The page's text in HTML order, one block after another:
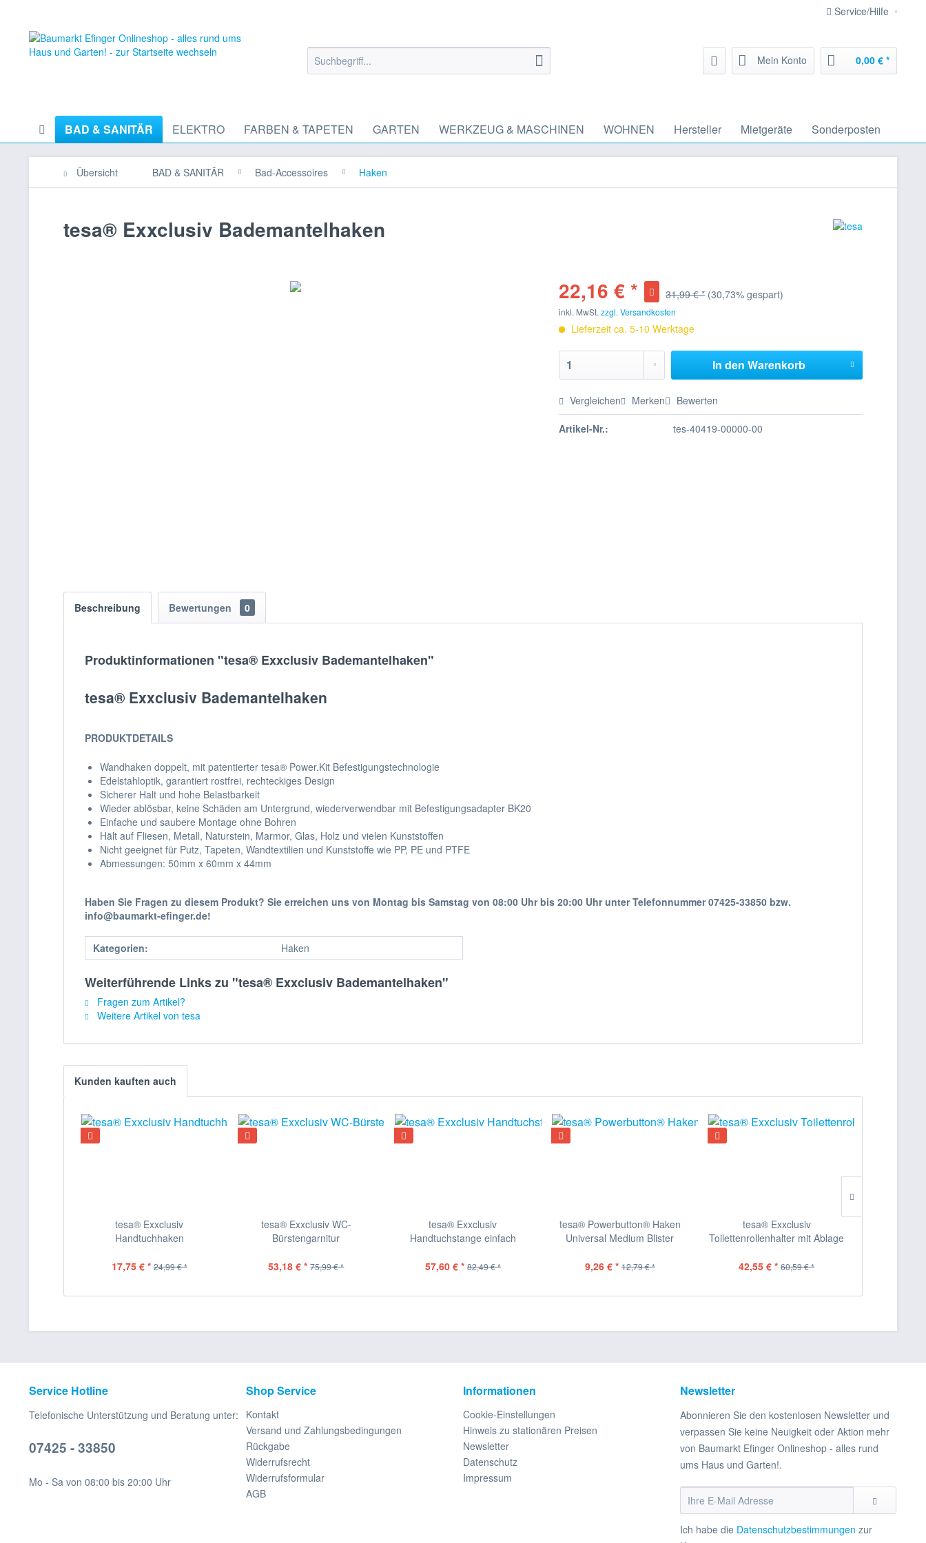
Service/Hilfe
Mein Konto 0,00 € *
BAD & SANITÄR ELEKTRO FARBEN & TAPETEN GARTEN WERKZEUG & MASCHINEN WOHNEN Hersteller Mietgeräte Sonderposten
Übersicht BAD & SANITÄR Bad-Accessoires Haken
tesa® Exxclusiv Bademantelhaken
22,16 € * 31,99 € * (30,73% gespart)
inkl. MwSt.zzgl. Versandkosten
Lieferzeit ca. 5-10 Werktage
In den Warenkorb
Vergleichen Merken Bewerten
Artikel-Nr.: tes-40419-00000-00
Beschreibung Bewertungen 0
Produktinformationen "tesa® Exxclusiv Bademantelhaken"
tesa® Exxclusiv Bademantelhaken
PRODUKTDETAILS
Wandhaken doppelt, mit patentierter tesa® Power.Kit Befestigungstechnologie
Edelstahloptik, garantiert rostfrei, rechteckiges Design
Sicherer Halt und hohe Belastbarkeit
Wieder ablösbar, keine Schäden am Untergrund, wiederverwendbar mit Befestigungsadapter BK20
Einfache und saubere Montage ohne Bohren
Hält auf Fliesen, Metall, Naturstein, Marmor, Glas, Holz und vielen Kunststoffen
Nicht geeignet für Putz, Tapeten, Wandtextilien und Kunststoffe wie PP, PE und PTFE
Abmessungen: 50mm x 60mm x 44mm
Haben Sie Fragen zu diesem Produkt? Sie erreichen uns von Montag bis Samstag von 08:00 Uhr bis 20:00 Uhr unter Telefonnummer 07425-33850 bzw.
info@baumarkt-efinger.de!
Kategorien: Haken
Weiterführende Links zu "tesa® Exxclusiv Bademantelhaken"
Fragen zum Artikel?
Weitere Artikel von tesa
Kunden kauften auch
tesa® Exxclusiv
Handtuchhaken
17,75 € * 24,99 € *
tesa® Exxclusiv WC-
Bürstengarnitur
53,18 € * 75,99 € *
tesa® Exxclusiv
Handtuchstange einfach
57,60 € * 82,49 € *
tesa® Powerbutton® Haken
Universal Medium Blister
9,26 € * 12,79 € *
tesa® Exxclusiv
Toilettenrollenhalter mit Ablage
42,55 € * 60,59 € *
Service Hotline
Telefonische Unterstützung und Beratung unter:
07425 - 33850
Mo - Sa von 08:00 bis 20:00 Uhr
Shop Service
Kontakt
Versand und Zahlungsbedingungen
Rückgabe
Widerrufsrecht
Widerrufsformular
AGB
Informationen
Cookie-Einstellungen
Hinweis zu stationären Preisen
Newsletter
Datenschutz
Impressum
Newsletter
Abonnieren Sie den kostenlosen Newsletter und
verpassen Sie keine Neuigkeit oder Aktion mehr
von Baumarkt Efinger Onlineshop - alles rund
ums Haus und Garten!.
Ich habe die Datenschutzbestimmungen zur